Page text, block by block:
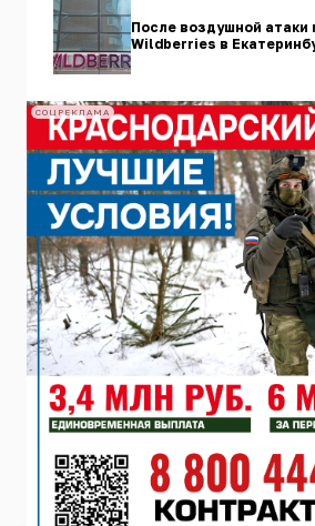
После воздушной атаки
Wildberries в
СОЦРЕКЛАМА